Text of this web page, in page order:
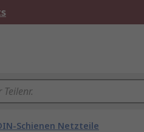
Schienen Netzteile